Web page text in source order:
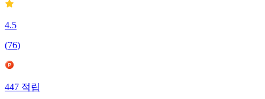
4.5
(76)
447 적립